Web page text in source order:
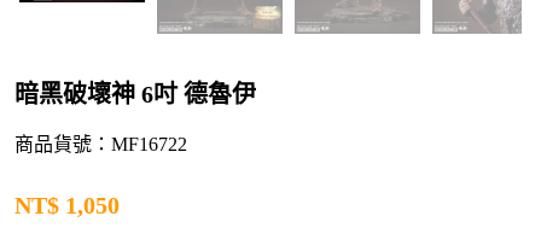
暗黑破壞神 6吋 德魯伊
商品貨號：MF16722
NT$ 1,050